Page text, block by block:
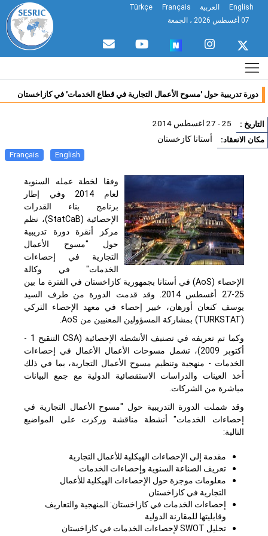
English العربية Français
Türkçe
دورة تدريبية حول 'مسوح الأعمال التجارية في قطاع الخدمات' في كازاخستان
: 25 - 27 اغسطس 2014
الانعقاد: أستانا كازخستان
English
Français
وفقا لخطة عمله السنوية
لعام 2014 وفي إطار
برنامج بناء القدرات
الإحصائية (StatCaB)، نظم
مركز أنقرة دورة تدريبية
حول "مسوح الأعمال
التجارية في إحصاءات
الخدمات" في وكالة
الإحصاء (AoS) في أستانا بجمهورية كازاخستان في الفترة ما بين
25-27 أغسطس 2014. وقد قدمت الدورة من طرف السيد
يوسف كنعان أورهان، خبير إحصاء في معهد الإحصاء التركي
TURKSTAT) بمشاركة المسؤولين المعنيين منAoS
.
وكما تم تعريفه في تصنيف الأنشطة الإحصائية (CSA
التنقيح 1 -
أكتوبر 2009)، تشمل مسوحات الأعمال الأعمال في إحصاءات
الخدمات - منهجية وتنظيم مسوح الأعمال التجارية، بما في ذلك
أخذ العينات والدراسات الاستقصائية الدولية مع جمع البيانات
مباشرة من الشركات.
وقد شملت الدورة التدريبية حول "مسوح الأعمال التجارية في
إحصاءات الخدمات" أنشطة مناقشة وركزت على المواضيع
التالية:
مقدمة إلى الإحصاءات الهيكلية للأعمال التجارية
تعريف الصناعة السنوية وإحصاءات الخدمات
معلومات موجزة حول الإحصاءات الهيكلية للأعمال
التجارية في كازاخستان
إحصاءات الخدمات في كازاخستان: المنهجية والتعاريف
وقابليتها للمقارنة الدولية
تحليلSWOTلإحصاءات الخدمات في كازاخستان